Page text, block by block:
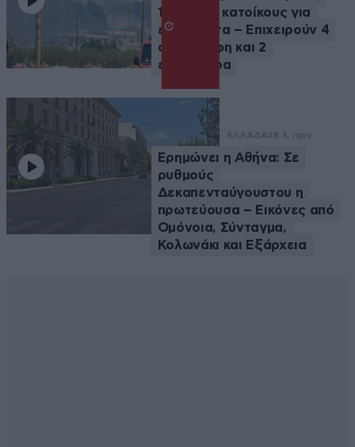
112 στους κατοίκους για
ετοιμότητα – Επιχειρούν 4
αεροσκάφη και 2
ελικόπτερα
ΕΛΛΑΔΑ38 λ. πριν
Ερημώνει η Αθήνα: Σε
ρυθμούς
Δεκαπενταύγουστου η
πρωτεύουσα – Εικόνες από
Ομόνοια, Σύνταγμα,
Κολωνάκι και Εξάρχεια